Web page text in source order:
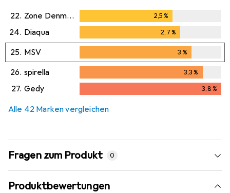
22. Zone Denmark 2,5%
24. Diaqua 2,7%
25. MSV 3 %
26. spirella 3,3%
3,3%
27. Gedy 3,8%
Alle 42 Marken vergleichen
Fragen zum Produkt 0
Produktbewertungen